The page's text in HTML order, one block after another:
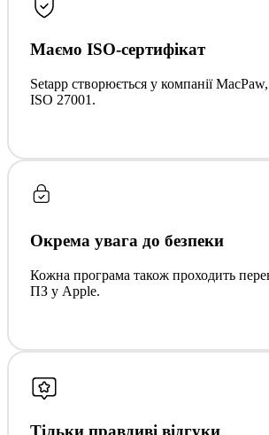
Маємо ISO-сертифікат
Setapp створюється у компанії
ISO 27001.
Окрема увага до безпеки
Кожна програма також проходить
ПЗ у Apple.
Тільки правдиві відгуки